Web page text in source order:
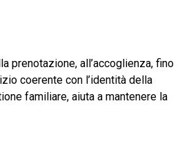
prenotazione, all’accoglienza, fino
coerente con l’identità della
familiare, aiuta a mantenere la